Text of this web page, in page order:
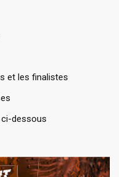
et les finalistes
ci-dessous